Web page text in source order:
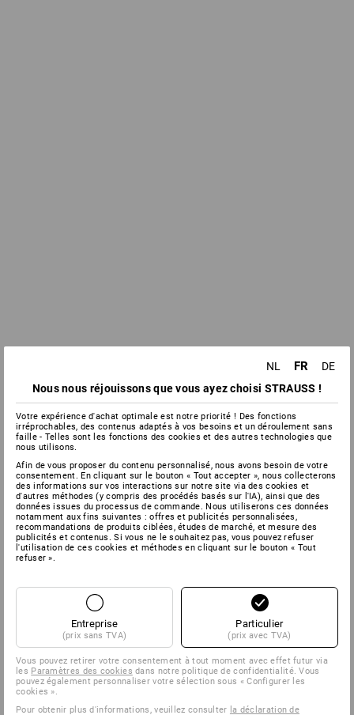
NL FR
DE
Nous nous réjouissons que vous ayez choisi STRAUSS !
Votre expérience d'achat optimale est notre priorité ! Des fonctions
irréprochables, des contenus adaptés à vos besoins et un déroulement sans
faille - Telles sont les fonctions des cookies et des autres technologies que
nous utilisons.
Afin de vous proposer du contenu personnalisé, nous avons besoin de votre
consentement. En cliquant sur le bouton « Tout accepter », nous collecterons
des informations sur vos interactions sur notre site via des cookies et
d'autres méthodes (y compris des procédés basés sur l'IA), ainsi que des
données issues du processus de commande. Nous utiliserons ces données
notamment aux fins suivantes : offres et publicités personnalisées,
recommandations de produits ciblées, études de marché, et mesure des
publicités et contenus. Si vous ne le souhaitez pas, vous pouvez refuser
l'utilisation de ces cookies et méthodes en cliquant sur le bouton « Tout
refuser ».
Entreprise
(prix sans TVA)
Particulier
(prix avec TVA)
Vous pouvez retirer votre consentement à tout moment avec effet futur via
les Paramètres des cookies dans notre politique de confidentialité. Vous
pouvez également personnaliser votre sélection sous « Configurer les
cookies ».
Pour obtenir plus d'informations, veuillez consulter la déclaration de